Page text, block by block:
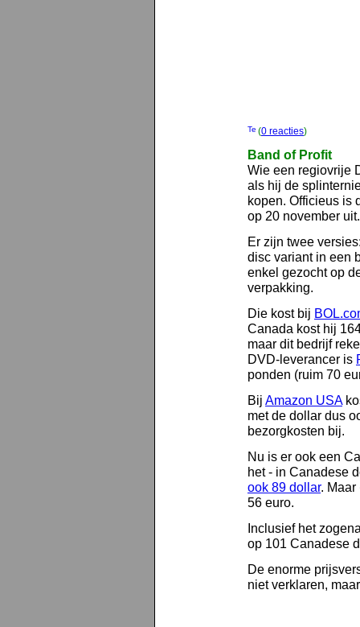
(0 reacties)
Band of Profit
Wie een regiovrije
als hij de
kopen. Officieus is
op 20 november uit.
Er zijn twee
disc variant in een
enkel gezocht op
verpakking.
Die kost bij
Canada kost hij
maar dit bedrijf
DVD-leverancer is
ponden (ruim 70
Bij Amazon USA
met de dollar dus
bezorgkosten bij.
Nu is er ook een
het - in Canadese
ook 89 dollar. Maar
56 euro.
Inclusief het
op 101 Canadese
De enorme
niet verklaren,